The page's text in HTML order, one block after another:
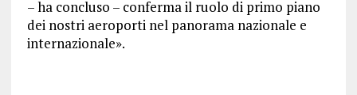
– ha concluso – conferma il ruolo di primo piano
dei nostri aeroporti nel panorama nazionale e
internazionale».